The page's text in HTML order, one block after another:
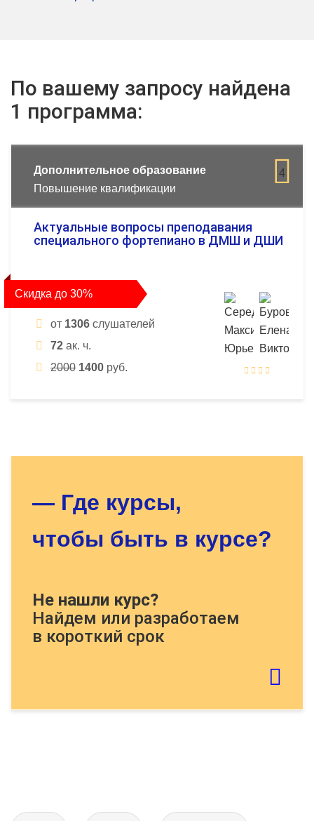
По вашему запросу найдена
1 программа:
4
Дополнительное образование
Повышение квалификации
Актуальные вопросы преподавания
специального фортепиано в ДМШ и ДШИ
Скидка до 30%
от 1306 слушателей
72 ак. ч.
2000 1400 руб.
— Где курсы,
чтобы быть в курсе?
Не нашли курс?
Найдем или разработаем
в короткий срок